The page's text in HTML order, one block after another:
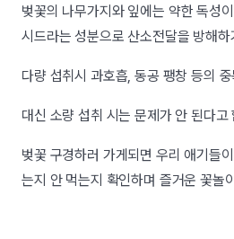
벚꽃의 나무가지와 잎에는 약한 독성
시드라는 성분으로 산소전달을 방해하
다량 섭취시 과호흡, 동공 팽창 등의
대신 소량 섭취 시는 문제가 안 된다고
벚꽃 구경하러 가게되면 우리 애기들
는지 안 먹는지 확인하며 즐거운 꽃놀